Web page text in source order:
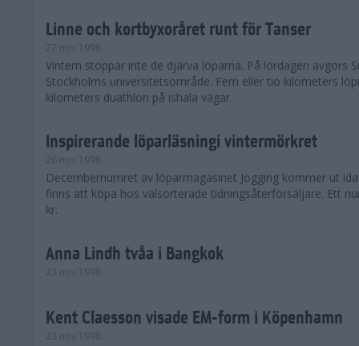
Linne och kortbyxoråret runt för Tanser
27 nov 1998
Vintern stoppar inte de djärva löparna. På lördagen avgörs
Stockholms universitetsområde. Fem eller tio kilometers
kilometers duathlon på ishala vägar.
Inspirerande löparläsningi vintermörkret
26 nov 1998
Decembernumret av löparmagasinet Jogging kommer ut
finns att köpa hos välsorterade tidningsåterförsäljare. Ett
kr.
Anna Lindh tvåa i Bangkok
23 nov 1998
Kent Claesson visade EM-form i Köpenhamn
23 nov 1998